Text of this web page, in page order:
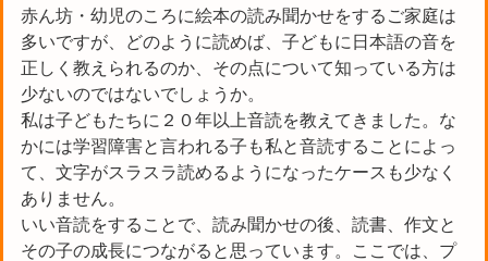
赤ん坊・幼児のころに絵本の読み聞かせをするご家庭は
多いですが、どのように読めば、子どもに日本語の音を
正しく教えられるのか、その点について知っている方は
少ないのではないでしょうか。
私は子どもたちに２０年以上音読を教えてきました。な
かには学習障害と言われる子も私と音読することによっ
て、文字がスラスラ読めるようになったケースも少なく
ありません。
いい音読をすることで、読み聞かせの後、読書、作文と
その子の成長につながると思っています。ここでは、プ